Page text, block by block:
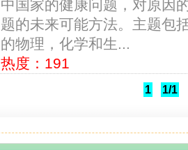
中国家的健康问题，对原因
题的未来可能方法。主题包
的物理，化学和生...
热度：191
1 1/1